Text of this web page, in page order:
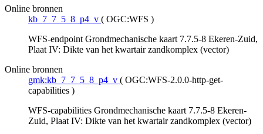
Online bronnen
kb_7_7_5_8_p4_v ( OGC:WFS )
WFS-endpoint Grondmechanische kaart 7.7.5-8 Ekeren-Zuid,
Plaat IV: Dikte van het kwartair zandkomplex (vector)
Online bronnen
gmk:kb_7_7_5_8_p4_v ( OGC:WFS-2.0.0-http-get-
capabilities )
WFS-capabilities Grondmechanische kaart 7.7.5-8 Ekeren-
Zuid, Plaat IV: Dikte van het kwartair zandkomplex (vector)